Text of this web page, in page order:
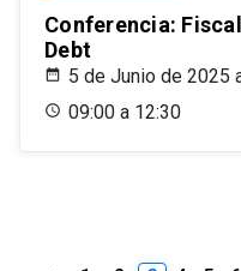
Conferencia:
Debt
5 de Junio de 2025
09:00 a 12:30